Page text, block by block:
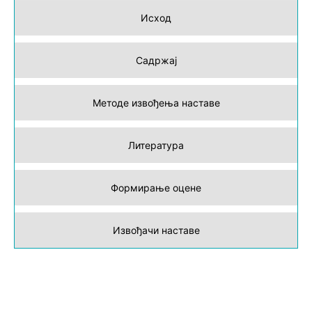
Исход
Садржај
Методе извођења наставе
Литература
Формирање оцене
Извођачи наставе